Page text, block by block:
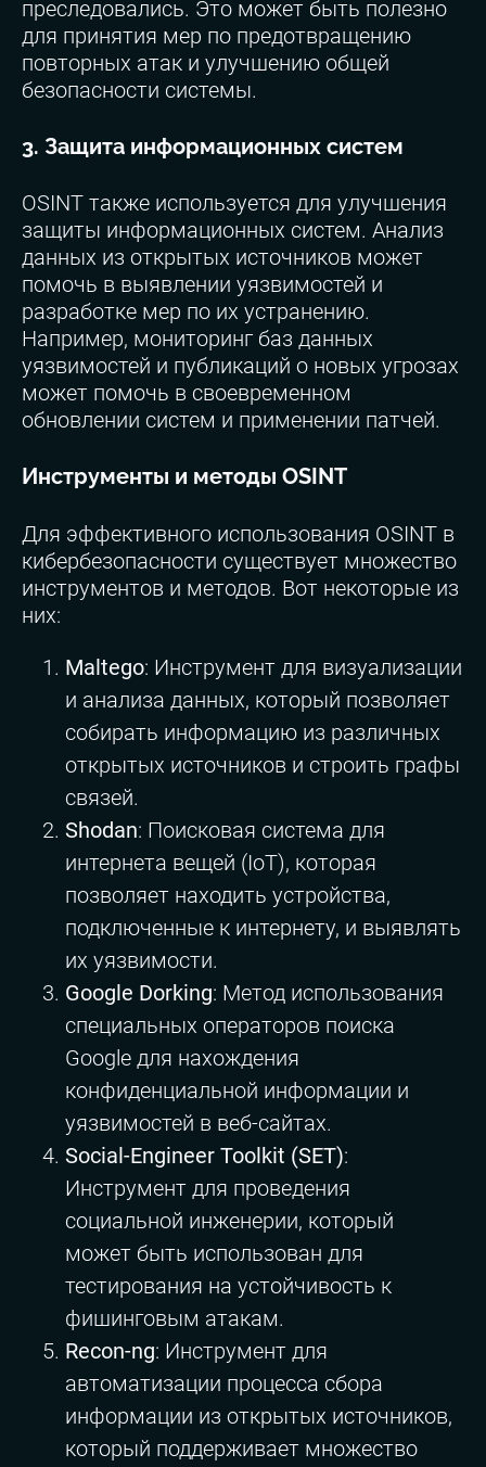
преследовались. Это может быть полезно
для принятия мер по предотвращению
повторных атак и улучшению общей
безопасности системы.
3. Защита информационных систем
OSINT также используется для улучшения
защиты информационных систем. Анализ
данных из открытых источников может
помочь в выявлении уязвимостей и
разработке мер по их устранению.
Например, мониторинг баз данных
уязвимостей и публикаций о новых угрозах
может помочь в своевременном
обновлении систем и применении патчей.
Инструменты и методы OSINT
Для эффективного использования OSINT в
кибербезопасности существует множество
инструментов и методов. Вот некоторые из
них:
Maltego: Инструмент для визуализации
и анализа данных, который позволяет
собирать информацию из различных
открытых источников и строить графы
связей.
Shodan: Поисковая система для
интернета вещей (IoT), которая
позволяет находить устройства,
подключенные к интернету, и выявлять
их уязвимости.
Google Dorking: Метод использования
специальных операторов поиска
Google для нахождения
конфиденциальной информации и
уязвимостей в веб-сайтах.
Social-Engineer Toolkit (SET):
Инструмент для проведения
социальной инженерии, который
может быть использован для
тестирования на устойчивость к
фишинговым атакам.
Recon-ng: Инструмент для
автоматизации процесса сбора
информации из открытых источников,
который поддерживает множество